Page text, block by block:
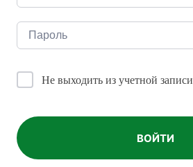
Не выходить из учетной записи
ВОЙТИ